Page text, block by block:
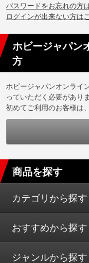
パスワードをお忘れの方
ログインが出来ない方は
ホビージャパン
方
ホビージャパンオンライ
っていただく必要がありま
初めてご利用のお客様は
商品を探す
カテゴリから探す
おすすめから探す
ジャンルから探す